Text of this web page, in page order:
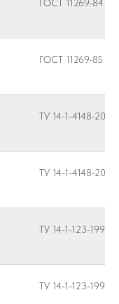
ГОСТ 11269-84
ГОСТ 11269-85
ТУ 14-1-4148-2014
ТУ 14-1-4148-2014
ТУ 14-1-123-199-
ТУ 14-1-123-199-